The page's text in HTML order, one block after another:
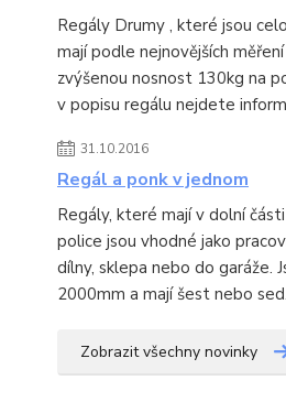
Regály Drumy , které jsou
mají podle nejnovějších
zvýšenou nosnost 130kg na
v popisu regálu nejdete
31.10.2016
Regál a ponk v jednom
Regály, které mají v dolní
police jsou vhodné jako
dílny, sklepa nebo do garáže.
2000mm a mají šest nebo
Zobrazit všechny novinky